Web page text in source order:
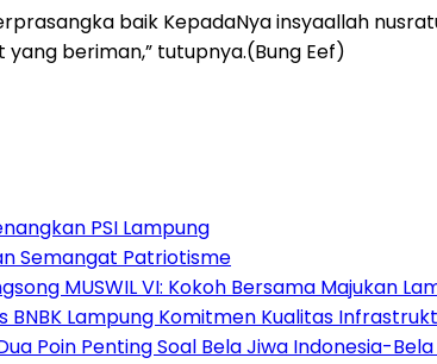
baik KepadaNya insyaallah
beriman,” tutupnya.(Bung Eef)
PSI Lampung
Semangat Patriotisme
MUSWIL VI: Kokoh Bersama Majukan
BNBK Lampung Komitmen Kualitas
Poin Penting Soal Bela Jiwa Indonesia-